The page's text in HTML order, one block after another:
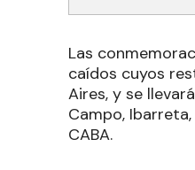
Las
caídos cuyos
Aires, y se
Campo,
CABA.